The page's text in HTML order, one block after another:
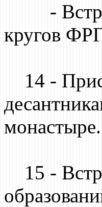
-
кругов
14 -
монастыре.
15 -